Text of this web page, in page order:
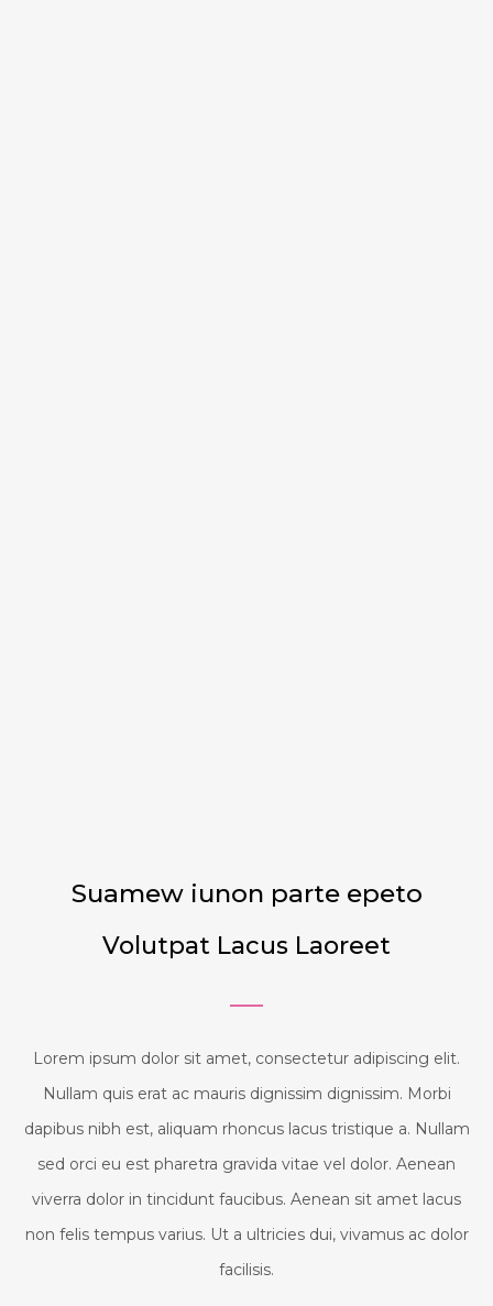
Suamew iunon parte epeto
Volutpat Lacus Laoreet
Lorem ipsum dolor sit amet, consectetur adipiscing elit.
Nullam quis erat ac mauris dignissim dignissim. Morbi
dapibus nibh est, aliquam rhoncus lacus tristique a. Nullam
sed orci eu est pharetra gravida vitae vel dolor. Aenean
viverra dolor in tincidunt faucibus. Aenean sit amet lacus
non felis tempus varius. Ut a ultricies dui, vivamus ac dolor
facilisis.